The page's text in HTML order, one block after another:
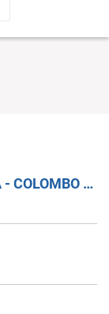
AUXILIAR DE LOGÍSTICA - COLOMBO - PR